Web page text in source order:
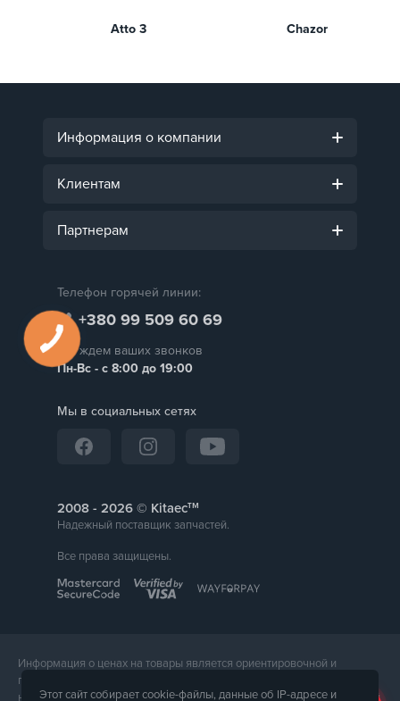
Atto 3 Chazor
Информация о компании
Клиентам
Партнерам
Телефон горячей линии:
+380 99 509 60 69
Мы ждем ваших звонков
Пн-Вс - с 8:00 до 19:00
Мы в социальных сетях
2008 - © Kitaecтм
Надежный поставщик запчастей.
Все права защищены.
Информация о ценах на товары является ориентировочной и
предоставляется для справки. Точная стоимость товара будет
названа менеджером магазина при подтверждении заказа. Внешний
Этот сайт собирает cookie-файлы, данные об IP-адресе и